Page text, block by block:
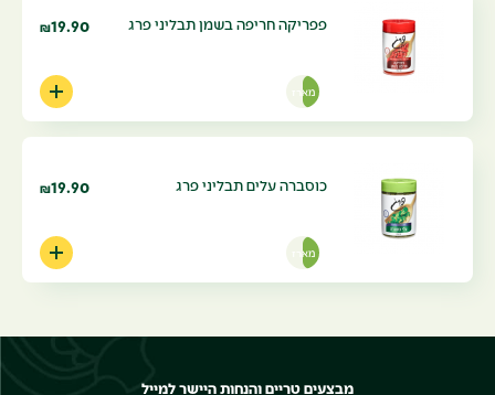
פפריקה חריפה בשמן תבליני פרג ₪19.90
מארז
כוסברה עלים תבליני פרג ₪19.90
מארז
מבצעים טריים והנחות היישר למייל